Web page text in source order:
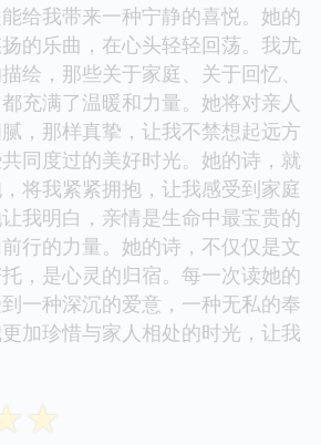
给我带来一种宁静的喜悦。她的
的乐曲，在心头轻轻回荡。我尤
绘，那些关于家庭、关于回忆、
充满了温暖和力量。她将对亲人
，那样真挚，让我不禁想起远方
同度过的美好时光。她的诗，就
将我紧紧拥抱，让我感受到家庭
我明白，亲情是生命中最宝贵的
行的力量。她的诗，不仅仅是文
，是心灵的归宿。每一次读她的
一种深沉的爱意，一种无私的奉
加珍惜与家人相处的时光，让我
☆